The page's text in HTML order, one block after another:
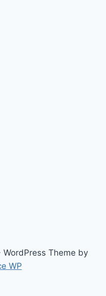
Theme by
WP